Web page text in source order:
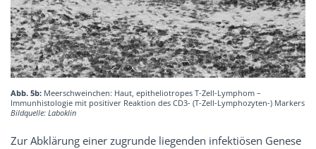
Abb. 5b: Meerschweinchen: Haut, epitheliotropes T-Zell-Lymphom –
Immunhistologie mit positiver Reaktion des CD3- (T-Zell-Lymphozyten-) Markers
Bildquelle: Laboklin
Zur Abklärung einer zugrunde liegenden infektiösen Genese